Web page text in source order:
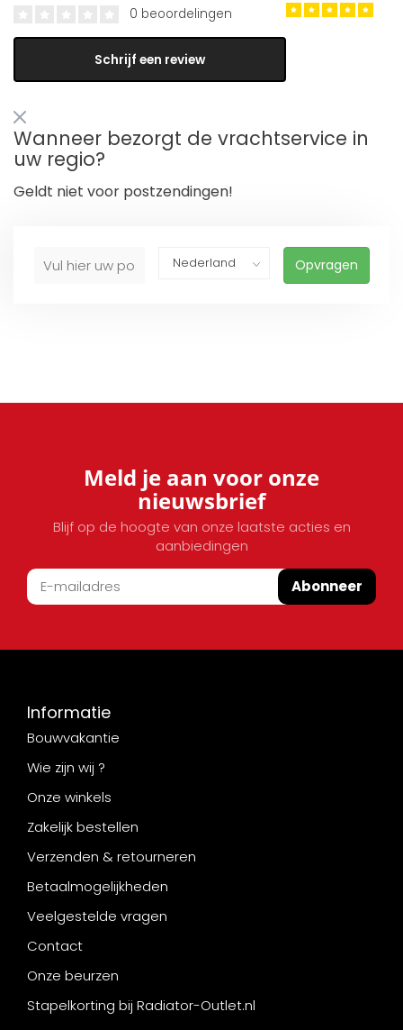
0 beoordelingen
Schrijf een review
Wanneer bezorgt de vrachtservice in
uw regio?
Geldt niet voor postzendingen!
Opvragen
Meld je aan voor onze
nieuwsbrief
Blijf op de hoogte van onze laatste acties en
aanbiedingen
Abonneer
Informatie
Bouwvakantie
Wie zijn wij ?
Onze winkels
Zakelijk bestellen
Verzenden & retourneren
Betaalmogelijkheden
Veelgestelde vragen
Contact
Onze beurzen
Stapelkorting bij Radiator-Outlet.nl